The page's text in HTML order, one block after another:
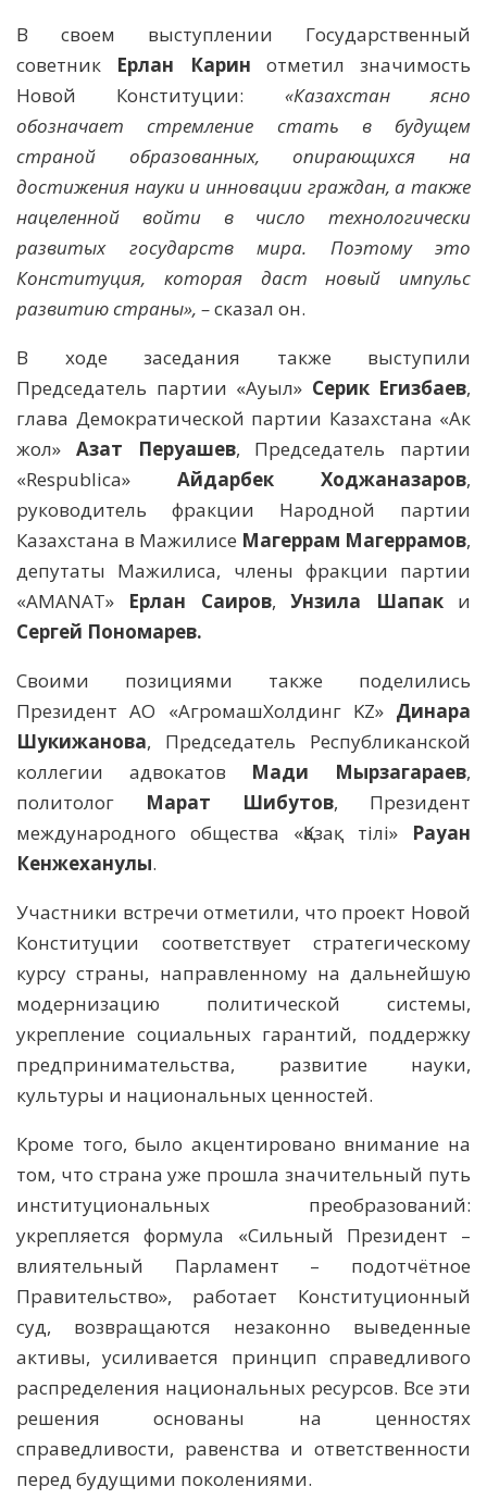
В своем выступлении Государственный
советник Ерлан Карин отметил значимость
Новой Конституции: «Казахстан ясно
обозначает стремление стать в будущем
страной образованных, опирающихся на
достижения науки и инновации граждан, а также
нацеленной войти в число технологически
развитых государств мира. Поэтому это
Конституция, которая даст новый импульс
развитию страны», –сказал он.
В ходе заседания также выступили
Председатель партии «Ауыл» Серик Егизбаев,
глава Демократической партии Казахстана «Ак
жол» Азат Перуашев, Председатель партии
«Respublica» Айдарбек Ходжаназаров,
руководитель фракции Народной партии
Казахстана в Мажилисе Магеррам Магеррамов,
депутаты Мажилиса, члены фракции партии
«AMANAT» Ерлан Саиров,Унзила Шапаки
Сергей Пономарев.
Своими позициями также поделились
Президент АО «АгромашХолдинг KZ» Динара
Шукижанова, Председатель Республиканской
коллегии адвокатов Мади Мырзагараев,
политолог Марат Шибутов, Президент
международного общества «Қазақ тілі» Рауан
Кенжеханулы.
Участники встречи отметили, что проект Новой
Конституции соответствует стратегическому
курсу страны, направленному на дальнейшую
модернизацию политической системы,
укрепление социальных гарантий, поддержку
предпринимательства, развитие науки,
культуры и национальных ценностей.
Кроме того, было акцентировано внимание на
том, что страна уже прошла значительный путь
институциональных преобразований:
укрепляется формула «Сильный Президент –
влиятельный Парламент – подотчётное
Правительство», работает Конституционный
суд, возвращаются незаконно выведенные
активы, усиливается принцип справедливого
распределения национальных ресурсов. Все эти
решения основаны на ценностях
справедливости, равенства и ответственности
перед будущими поколениями.